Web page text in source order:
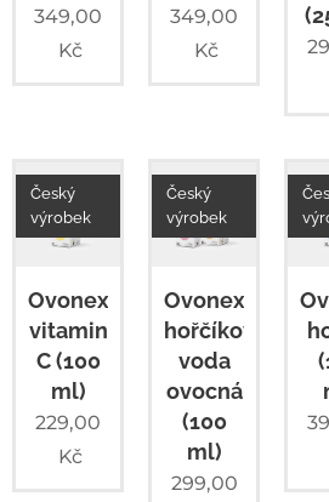
349,00
Kč
349,00
Kč
Ovonex
vitamin
C (100
ml)
Český
výrobek
229,00
Kč
Ovonex
hořčíková
voda
ovocná
(100
ml)
Český
výrobek
299,00